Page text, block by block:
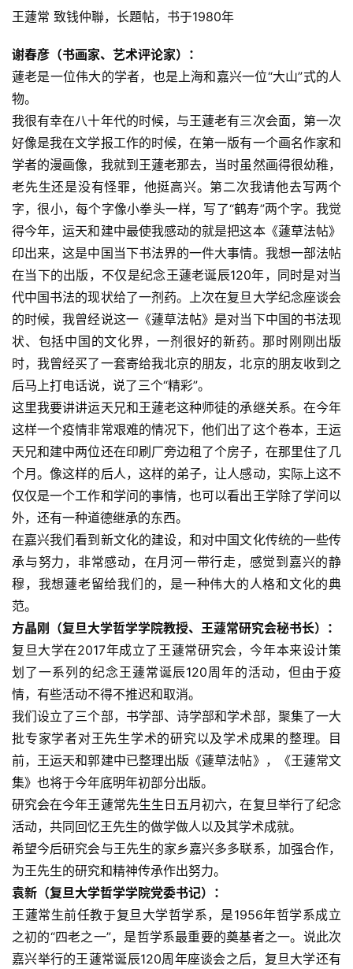
砚
夜
话
美
术
图
库
容
易
寫
錯
用
錯
的
繁
體
字
一
百
例
王蘧常 致钱仲聯，长題帖，书于1980年
谢春彦（书画家、艺术评论家）：
蘧老是一位伟大的学者，也是上海和嘉兴一位“大山”式的人
物。
我很有幸在八十年代的时候，与王蘧老有三次会面，第一次
好像是我在文学报工作的时候，在第一版有一个画名作家和
学者的漫画像，我就到王蘧老那去，当时虽然画得很幼稚，
老先生还是没有怪罪，他挺高兴。第二次我请他去写两个
字，很小，每个字像小拳头一样，写了“鹤寿”两个字。我觉
得今年，运天和建中最使我感动的就是把这本《蘧草法帖》
印出来，这是中国当下书法界的一件大事情。我想一部法帖
在当下的出版，不仅是纪念王蘧老诞辰120年，同时是对当
代中国书法的现状给了一剂药。上次在复旦大学纪念座谈会
的时候，我曾经说这一《蘧草法帖》是对当下中国的书法现
状、包括中国的文化界，一剂很好的新药。那时刚刚出版
时，我曾经买了一套寄给我北京的朋友，北京的朋友收到之
后马上打电话说，说了三个“精彩”。
这里我要讲讲运天兄和王蘧老这种师徒的承继关系。在今年
这样一个疫情非常艰难的情况下，他们出了这个卷本，王运
天兄和建中两位还在印刷厂旁边租了个房子，在那里住了几
个月。像这样的后人，这样的弟子，让人感动，实际上这不
仅仅是一个工作和学问的事情，也可以看出王学除了学问以
外，还有一种道德继承的东西。
在嘉兴我们看到新文化的建设，和对中国文化传统的一些传
承与努力，非常感动，在月河一带行走，感觉到嘉兴的静
穆，我想蘧老留给我们的，是一种伟大的人格和文化的典
范。
方晶刚（复旦大学哲学学院教授、王蘧常研究会秘书长）：
复旦大学在2017年成立了王蘧常研究会，今年本来设计策
划了一系列的纪念王蘧常诞辰120周年的活动，但由于疫
情，有些活动不得不推迟和取消。
我们设立了三个部，书学部、诗学部和学术部，聚集了一大
批专家学者对王先生学术的研究以及学术成果的整理。目
前，王运天和郭建中已整理出版《蘧草法帖》，《王蘧常文
集》也将于今年底明年初部分出版。
研究会在今年王蘧常先生生日五月初六，在复旦举行了纪念
活动，共同回忆王先生的做学做人以及其学术成就。
希望今后研究会与王先生的家乡嘉兴多多联系，加强合作，
为王先生的研究和精神传承作出努力。
袁新（复旦大学哲学学院党委书记）：
王蘧常生前任教于复旦大学哲学系，是1956年哲学系成立
之初的“四老之一”，是哲学系最重要的奠基者之一。说此次
嘉兴举行的王蘧常诞辰120周年座谈会之后，复旦大学还有